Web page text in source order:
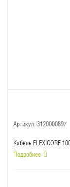
Артикул: 3120000897
Кабель FLEXICORE
Подробнее